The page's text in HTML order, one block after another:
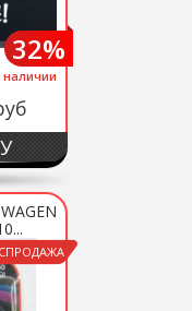
наличии
32%